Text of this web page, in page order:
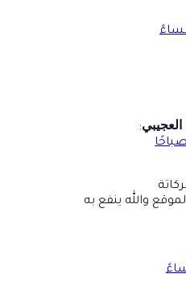
:
والله ينفع به